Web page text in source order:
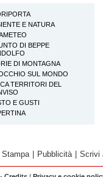
E NATURA
DI BEPPE
DI MONTAGNA
SUL MONDO
TERRITORI DEL
E GUSTI
| Pubblicità | Scrivi